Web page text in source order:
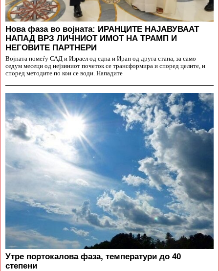
Нова фаза во војната: ИРАНЦИТЕ НАЈАВУВААТ
НАПАД ВРЗ ЛИЧНИОТ ИМОТ НА ТРАМП И
НЕГОВИТЕ ПАРТНЕРИ
Војната помеѓу САД и Израел од една и Иран од друга стана, за само
седум месеци од нејзиниот почеток се трансформира и според целите, и
според методите по кои се води. Нападите
Утре портокалова фаза, температури до 40
степени